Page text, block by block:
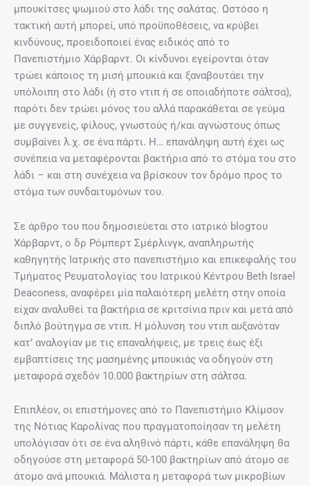
μπουκίτσες ψωμιού στο λάδι της σαλάτας. Ωστόσο η
τακτική αυτή μπορεί, υπό προϋποθέσεις, να κρύβει
κινδύνους, προειδοποιεί ένας ειδικός από το
Πανεπιστήμιο Χάρβαρντ. Οι κίνδυνοι εγείρονται όταν
τρώει κάποιος τη μισή μπουκιά και ξαναβουτάει την
υπόλοιπη στο λάδι (ή στο ντιπ ή σε οποιαδήποτε σάλτσα),
παρότι δεν τρώει μόνος του αλλά παρακάθεται σε γεύμα
με συγγενείς, φίλους, γνωστούς ή/και αγνώστους όπως
συμβαίνει λ.χ. σε ένα πάρτι. Η… επανάληψη αυτή έχει ως
συνέπεια να μεταφέρονται βακτήρια από το στόμα του στο
λάδι – και στη συνέχεια να βρίσκουν τον δρόμο προς το
στόμα των συνδαιτυμόνων του.
Σε άρθρο του που δημοσιεύεται στο ιατρικό blogτου
Χάρβαρντ, ο δρ Ρόμπερτ Σμέρλινγκ, αναπληρωτής
καθηγητής Ιατρικής στο πανεπιστήμιο και επικεφαλής του
Τμήματος Ρευματολογίας του Ιατρικού Κέντρου Beth Israel
Deaconess, αναφέρει μία παλαιότερη μελέτη στην οποία
είχαν αναλυθεί τα βακτήρια σε κριτσίνια πριν και μετά από
διπλό βούτηγμα σε ντιπ. Η μόλυνση του ντιπ αυξανόταν
κατ’ αναλογίαν με τις επαναλήψεις, με τρεις έως έξι
εμβαπτίσεις της μασημένης μπουκιάς να οδηγούν στη
μεταφορά σχεδόν 10.000 βακτηρίων στη σάλτσα.
Επιπλέον, οι επιστήμονες από το Πανεπιστήμιο Κλίμσον
της Νότιας Καρολίνας που πραγματοποίησαν τη μελέτη
υπολόγισαν ότι σε ένα αληθινό πάρτι, κάθε επανάληψη θα
οδηγούσε στη μεταφορά 50-100 βακτηρίων από άτομο σε
άτομο ανά μπουκιά. Μάλιστα η μεταφορά των μικροβίων